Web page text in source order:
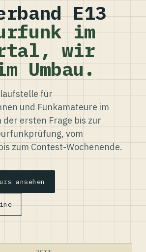
E13
im
wir
Umbau.
für
und Funkamateure im
ersten Frage bis zur
vom
zum Contest-Wochenende.
ansehen